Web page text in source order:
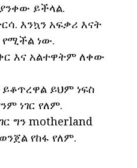
ይችላል.
እንኳን አፍቃሪ እናት
ነው.
እና አልተዋትም ለቀው
ይህም ነፍስ
ነገር የለም.
ግን motherland
የከፋ የለም.